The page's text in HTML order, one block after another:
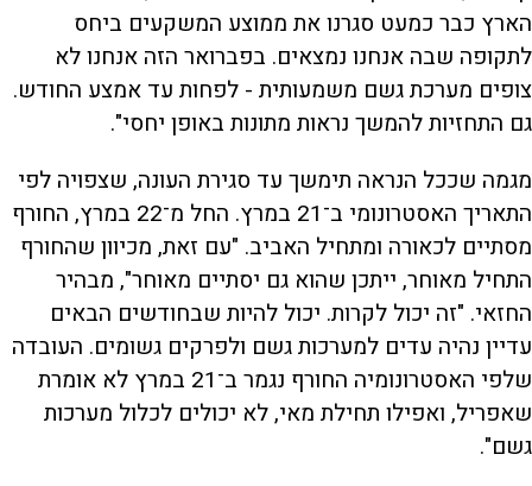
הארץ כבר כמעט סגרנו את ממוצע המשקעים ביחס
לתקופה שבה אנחנו נמצאים. בפברואר הזה אנחנו לא
צופים מערכת גשם משמעותית - לפחות עד אמצע החודש.
גם התחזיות להמשך נראות מתונות באופן יחסי".
מגמה שככל הנראה תימשך עד סגירת העונה, שצפויה לפי
התאריך האסטרונומי ב־21 במרץ. החל מ־22 במרץ, החורף
מסתיים לכאורה ומתחיל האביב. "עם זאת, מכיוון שהחורף
התחיל מאוחר, ייתכן שהוא גם יסתיים מאוחר", מבהיר
החזאי. "זה יכול לקרות. יכול להיות שבחודשים הבאים
עדיין נהיה עדים למערכות גשם ולפרקים גשומים. העובדה
שלפי האסטרונומיה החורף נגמר ב־21 במרץ לא אומרת
שאפריל, ואפילו תחילת מאי, לא יכולים לכלול מערכות
גשם".